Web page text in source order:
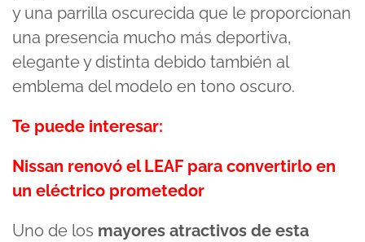
y una parrilla oscurecida que le proporcionan
una presencia mucho más deportiva,
elegante y distinta debido también al
emblema del modelo en tono oscuro.
Te puede interesar:
Nissan renovó el LEAF para convertirlo en
un eléctrico prometedor
Uno de los mayores atractivos de esta